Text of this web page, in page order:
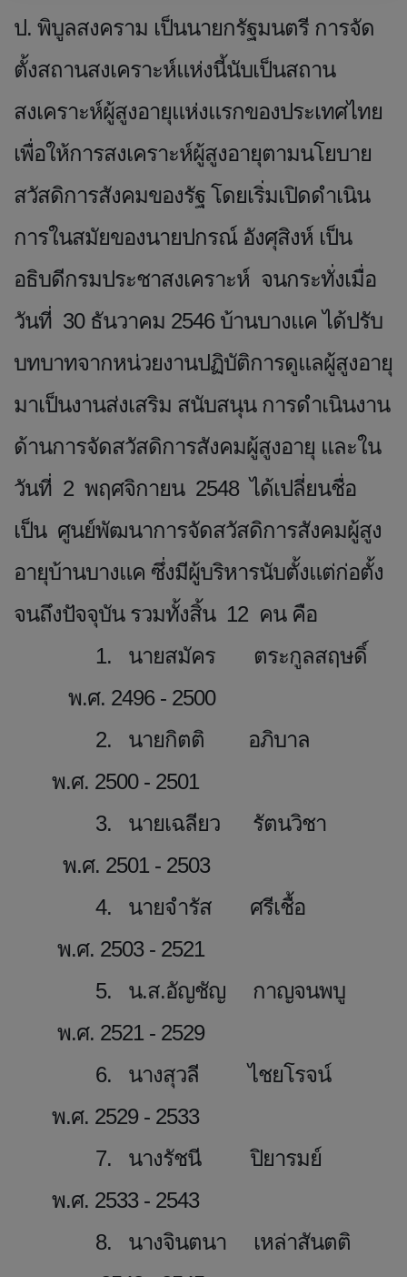
ป. พิบูลสงคราม เป็นนายกรัฐมนตรี การจัด
ตั้งสถานสงเคราะห์แห่งนี้นับเป็นสถาน
สงเคราะห์ผู้สูงอายุแห่งแรกของประเทศไทย
เพื่อให้การสงเคราะห์ผู้สูงอายุตามนโยบาย
สวัสดิการสังคมของรัฐ โดยเริ่มเปิดดำเนิน
การในสมัยของนายปกรณ์ อังศุสิงห์ เป็น
อธิบดีกรมประชาสงเคราะห์ จนกระทั่งเมื่อ
วันที่ 30 ธันวาคม 2546 บ้านบางแค ได้ปรับ
บทบาทจากหน่วยงานปฏิบัติการดูแลผู้สูงอายุ
มาเป็นงานส่งเสริม สนับสนุน การดำเนินงาน
ด้านการจัดสวัสดิการสังคมผู้สูงอายุ และใน
วันที่ 2 พฤศจิกายน 2548 ได้เปลี่ยนชื่อ
เป็น ศูนย์พัฒนาการจัดสวัสดิการสังคมผู้สูง
อายุบ้านบางแค ซึ่งมีผู้บริหารนับตั้งแต่ก่อตั้ง
จนถึงปัจจุบัน รวมทั้งสิ้น 12 คน คือ
1. นายสมัคร ตระกูลสฤษดิ์
พ.ศ. 2496 - 2500
2. นายกิตติ อภิบาล
พ.ศ. 2500 - 2501
3. นายเฉลียว รัตนวิชา
พ.ศ. 2501 - 2503
4. นายจำรัส ศรีเชื้อ
พ.ศ. 2503 - 2521
5. น.ส.อัญชัญ กาญจนพบู
พ.ศ. 2521 - 2529
6. นางสุวลี ไชยโรจน์
พ.ศ. 2529 - 2533
7. นางรัชนี ปิยารมย์
พ.ศ. 2533 - 2543
8. นางจินตนา เหล่าสันตติ